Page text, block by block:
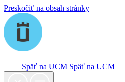
Preskočiť na obsah stránky
Späť na UCM Späť na UCM